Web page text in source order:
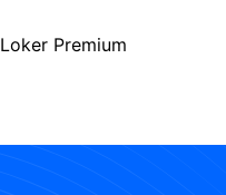
Loker Premium